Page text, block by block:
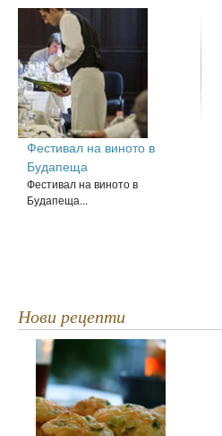
Фестивал на виното в
Будапеща
Фестивал на виното в
Будапеща...
Нови рецепти